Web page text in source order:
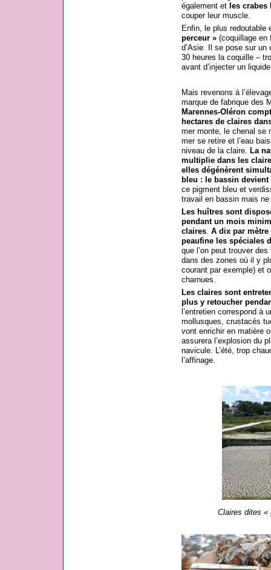
également et les crabes
couper leur muscle.
Enfin, le plus redoutable
perceur »(coquillage en
d’Asie. Il se pose sur un
30 heures la coquille –
avant d’injecter un
Mais revenons à
marque de fabrique des
Marennes-Oléron
hectares de claires
mer monte, le chenal se
mer se retire et l’eau
niveau de la claire. La
multiplie dans les
elles dégénèrent
bleu : le bassin
ce pigment bleu et
travail en bassin mais
Les huîtres sont
pendant un mois
claires. A dix par mètre
peaufine les spéciales
que l’on peut trouver
dans des zones où il y
courant par exemple) et
charnues.
Les claires sont
plus y retoucher
l’entretien correspond à
mollusques, crustacés
vont enrichir en matière
assurera l’explosion du
navicule. L’été, trop
l’affinage.
Claires dites «